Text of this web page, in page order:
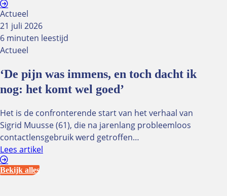
Actueel
21 juli 2026
6 minuten leestijd
Actueel
‘De pijn was immens, en toch dacht ik
nog: het komt wel goed’
Het is de confronterende start van het verhaal van
Sigrid Muusse (61), die na jarenlang probleemloos
contactlensgebruik werd getroffen…
Lees artikel
Bekijk alles